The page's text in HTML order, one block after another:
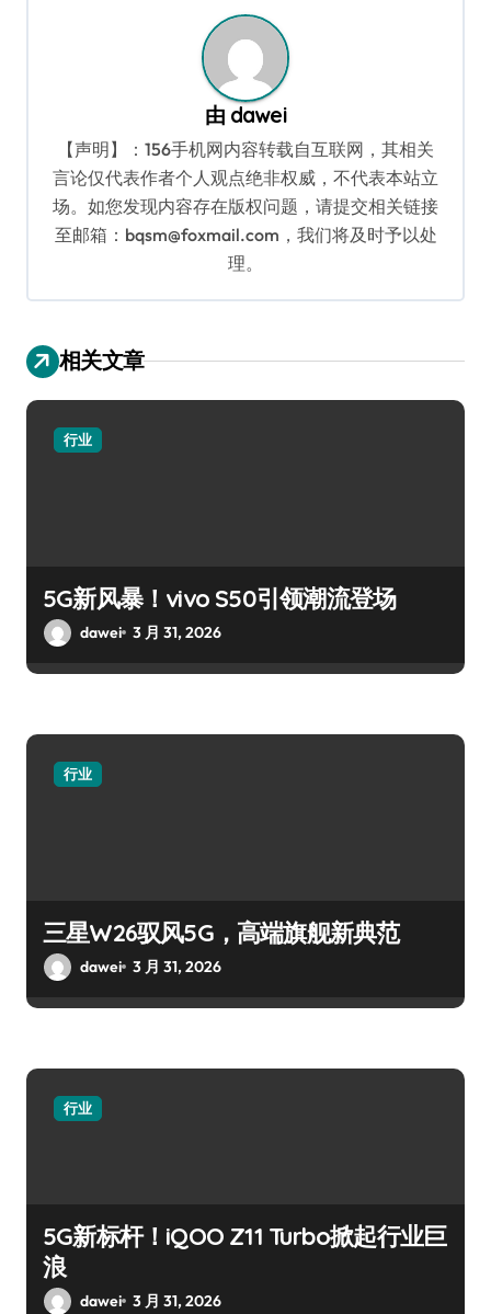
由 dawei
【声明】：156手机网内容转载自互联网，其相关
言论仅代表作者个人观点绝非权威，不代表本站立
场。如您发现内容存在版权问题，请提交相关链接
至邮箱：bqsm@foxmail.com，我们将及时予以处
理。
相关文章
行业
5G新风暴！vivo S50引领潮流登场
dawei 3 月 31, 2026
行业
三星W26驭风5G，高端旗舰新典范
dawei 3 月 31, 2026
行业
5G新标杆！iQOO Z11 Turbo掀起行业巨
浪
dawei 3 月 31, 2026